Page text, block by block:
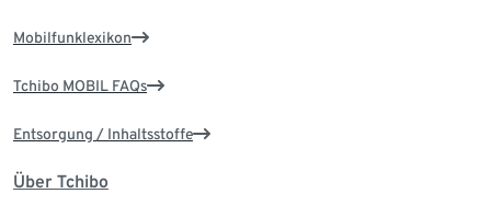
Mobilfunklexikon
Tchibo MOBIL FAQs
Entsorgung / Inhaltsstoffe
Über Tchibo